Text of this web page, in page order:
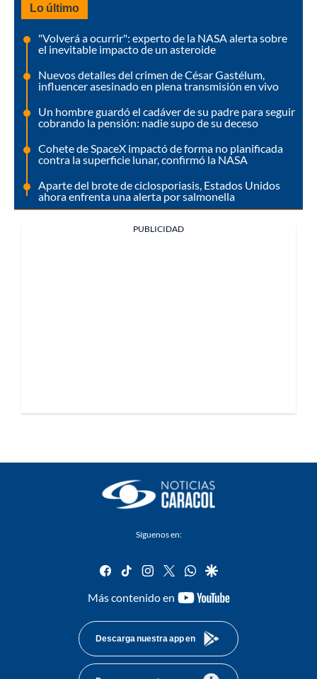
Lo último
"Volverá a ocurrir": experto de la NASA alerta sobre
el inevitable impacto de un asteroide
Nuevos detalles del crimen de César Gastélum,
influencer asesinado en plena transmisión en vivo
Un hombre guardó el cadáver de su padre para seguir
cobrando la pensión: nadie supo de su deceso
Cohete de SpaceX impactó de forma no planificada
contra la superficie lunar, confirmó la NASA
Aparte del brote de ciclosporiasis, Estados Unidos
ahora enfrenta una alerta por salmonella
PUBLICIDAD
Síguenos en:
facebook
tiktok instagram
twitterwhatsapp
google
Más contenido en
youtube-
Descarga nuestra app en